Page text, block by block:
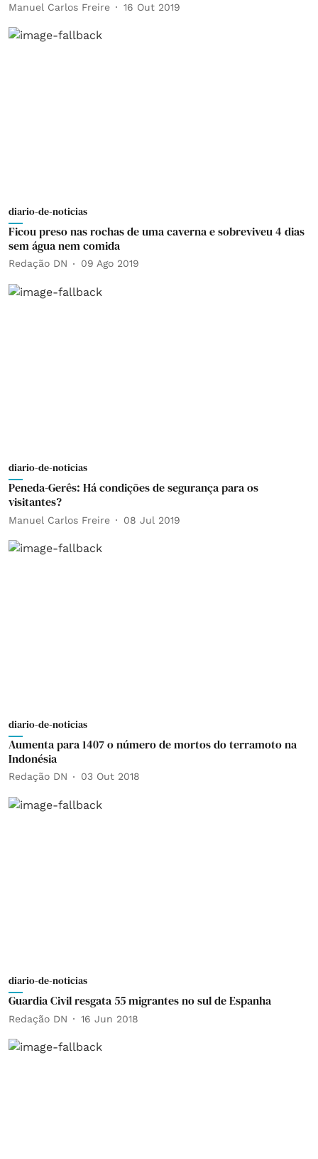
Manuel Carlos Freire 16 Out 2019
diario-de-noticias
Ficou preso nas rochas de uma caverna e sobreviveu 4 dias
sem água nem comida
Redação DN 09 Ago 2019
diario-de-noticias
Peneda-Gerês: Há condições de segurança para os
visitantes?
Manuel Carlos Freire 08 Jul 2019
diario-de-noticias
Aumenta para 1407 o número de mortos do terramoto na
Indonésia
Redação DN 03 Out 2018
diario-de-noticias
Guardia Civil resgata 55 migrantes no sul de Espanha
Redação DN 16 Jun 2018